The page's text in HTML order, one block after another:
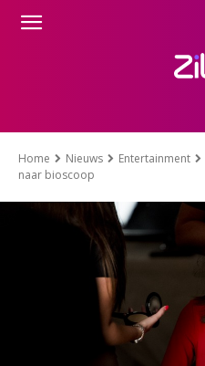
Home Nieuws Entertainment
naar bioscoop